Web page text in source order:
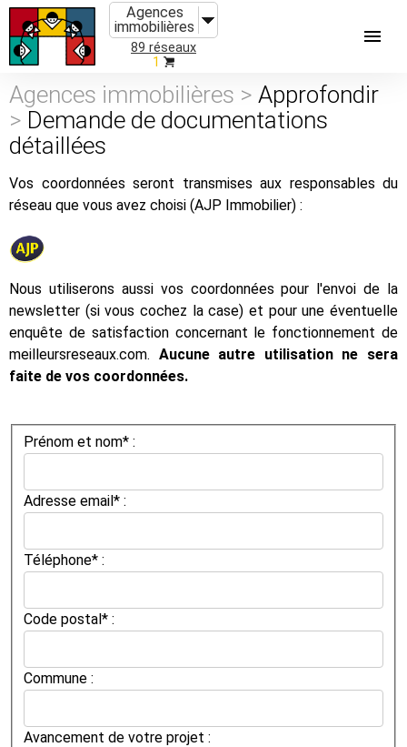
Agences
immobilières
89 réseaux
1
Agences immobilières > Approfondir
> Demande de documentations
détaillées
Vos coordonnées seront transmises aux responsables du
réseau que vous avez choisi (AJP Immobilier) :
Nous utiliserons aussi vos coordonnées pour l'envoi de la
newsletter (si vous cochez la case) et pour une éventuelle
enquête de satisfaction concernant le fonctionnement de
meilleursreseaux.com. Aucune autre utilisation ne sera
faite de vos coordonnées.
Prénom et nom* :
Adresse email* :
Téléphone* :
Code postal* :
Commune :
Avancement de votre projet :